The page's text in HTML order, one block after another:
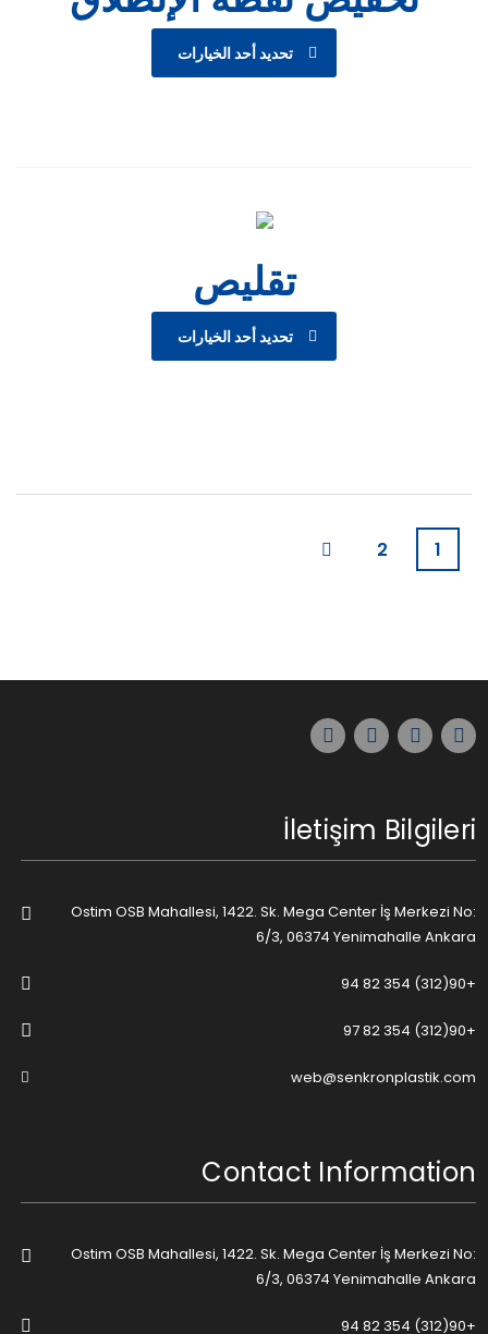
تحديد أحد الخيارات
تقليص
تحديد أحد الخيارات
1
2
İletişim Bilgileri
Ostim OSB Mahallesi, 1422. Sk. Mega Center İş Merkezi No:
6/3, 06374 Yenimahalle Ankara
+90(312) 354 82 94
+90(312) 354 82 97
web@senkronplastik.com
Contact Information
Ostim OSB Mahallesi, 1422. Sk. Mega Center İş Merkezi No:
6/3, 06374 Yenimahalle Ankara
+90(312) 354 82 94